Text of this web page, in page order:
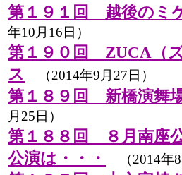
第１９１回 越後のミ
年10月16日）
第１９０回 ZUCA（
ス
（2014年9月27日）
第１８９回 新橋演舞
月25日）
第１８８回 ８月南座
公演は・・・
（2014年